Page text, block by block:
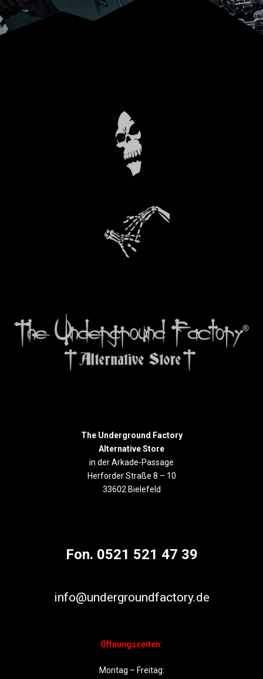
The Underground Factory
Alternative Store
in der Arkade-Passage
Herforder Straße 8 – 10
33602 Bielefeld
Fon. 0521 521 47 39
info@undergroundfactory.de
Öffnungszeiten:
Montag – Freitag: